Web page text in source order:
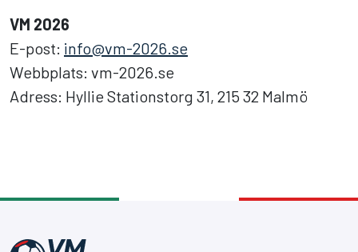
VM 2026
E-post: info@vm-2026.se
Webbplats: vm-2026.se
Adress: Hyllie Stationstorg 31, 215 32 Malmö